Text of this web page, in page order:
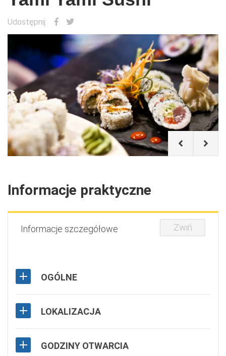
Udostępnij:
Yami Yami Sushi
Informacje praktyczne
Informacje szczegółowe Zwiń
OGÓLNE
LOKALIZACJA
GODZINY OTWARCIA